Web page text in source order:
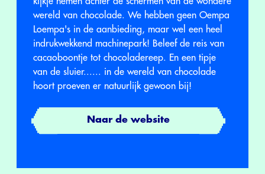
wereld van chocolade. We hebben geen Oempa
Loempa's in de aanbieding, maar wel een heel
indrukwekkend machinepark! Beleef de reis van
cacaoboontje tot chocoladereep. En een tipje
van de sluier...... in de wereld van chocolade
hoort proeven er natuurlijk gewoon bij!
Naar de website